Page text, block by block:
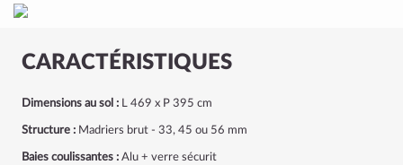
CARACTÉRISTIQUES
Dimensions au sol : L 469 x P 395 cm
Structure : Madriers brut - 33, 45 ou 56 mm
Baies coulissantes : Alu + verre sécurit